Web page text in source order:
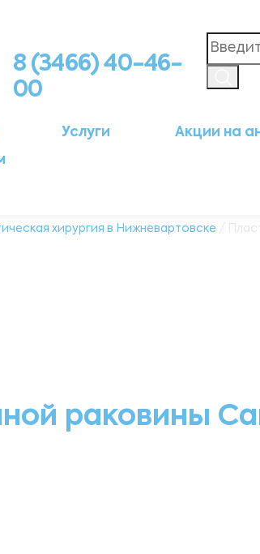
8 (3466) 40-46-
00
Услуги Акции на
хирургия в Нижневартовске /
раковины